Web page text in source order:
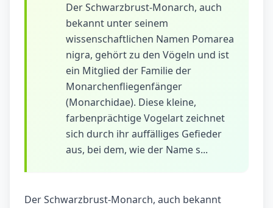
Der Schwarzbrust-Monarch, auch
bekannt unter seinem
wissenschaftlichen Namen Pomarea
nigra, gehört zu den Vögeln und ist
ein Mitglied der Familie der
Monarchenfliegenfänger
(Monarchidae). Diese kleine,
farbenprächtige Vogelart zeichnet
sich durch ihr auffälliges Gefieder
aus, bei dem, wie der Name s...
Der Schwarzbrust-Monarch, auch bekannt